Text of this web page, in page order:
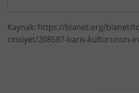
Kaynak: https://bianet.org/bianet/
cinsiyet/208587-baris-kulturunun-